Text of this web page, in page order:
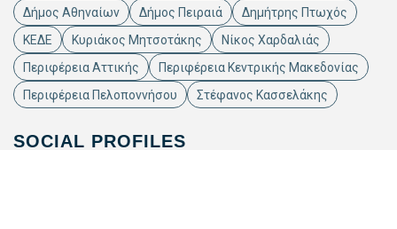
Δήμος Αθηναίων Δήμος Πειραιά
Δημήτρης Πτωχός
ΚΕΔΕ
Κυριάκος Μητσοτάκης
Νίκος Χαρδαλιάς
Περιφέρεια Αττικής
Περιφέρεια Κεντρικής Μακεδονίας
Περιφέρεια Πελοποννήσου
Στέφανος Κασσελάκης
SOCIAL PROFILES